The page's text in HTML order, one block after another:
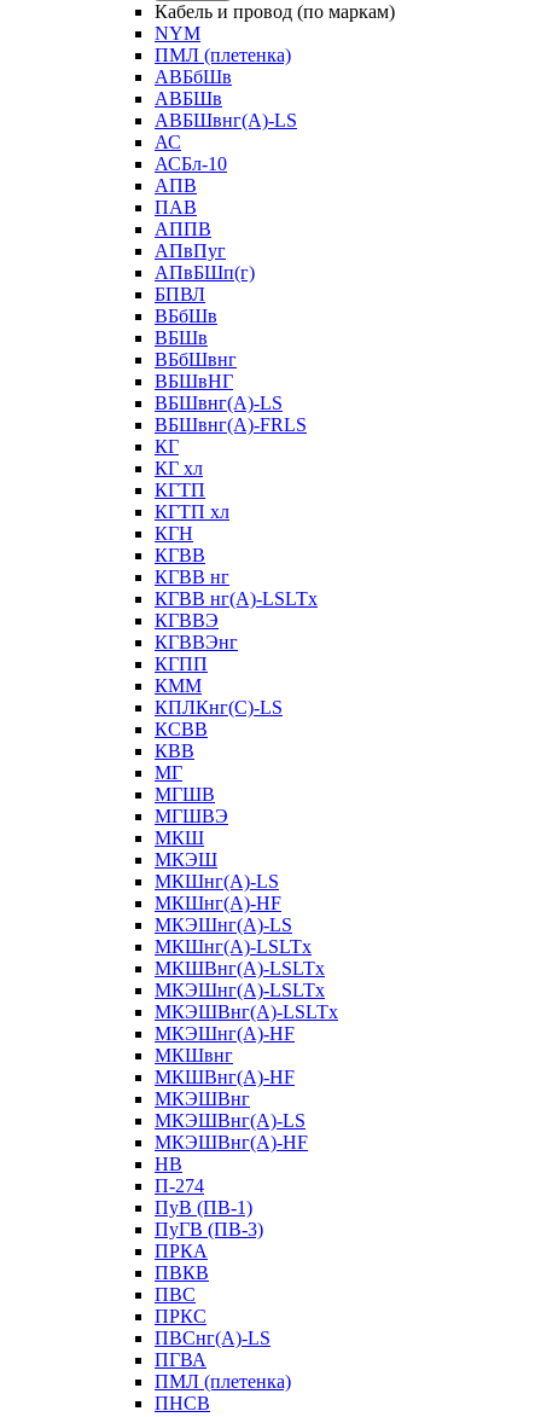
Кабель и провод (по маркам)
NYM
ПМЛ (плетенка)
АВБбШв
АВБШв
АВБШвнг(А)-LS
АС
АСБл-10
АПВ
ПАВ
АППВ
АПвПуг
АПвБШп(г)
БПВЛ
ВБбШв
ВБШв
ВБбШвнг
ВБШвНГ
ВБШвнг(А)-LS
ВБШвнг(А)-FRLS
КГ
КГ хл
КГТП
КГТП хл
КГН
КГВВ
КГВВ нг
КГВВ нг(А)-LSLTx
КГВВЭ
КГВВЭнг
КГПП
КММ
КПЛКнг(C)-LS
КСВВ
КВВ
МГ
МГШВ
МГШВЭ
МКШ
МКЭШ
МКШнг(А)-LS
МКШнг(А)-HF
МКЭШнг(А)-LS
МКШнг(А)-LSLTx
МКШВнг(A)-LSLTx
МКЭШнг(А)-LSLTx
МКЭШВнг(A)-LSLTx
МКЭШнг(А)-HF
МКШвнг
МКШВнг(А)-HF
МКЭШВнг
МКЭШВнг(А)-LS
МКЭШВнг(А)-HF
НВ
П-274
ПуВ (ПВ-1)
ПуГВ (ПВ-3)
ПРКА
ПВКВ
ПВС
ПРКС
ПВСнг(А)-LS
ПГВА
ПМЛ (плетенка)
ПНСВ